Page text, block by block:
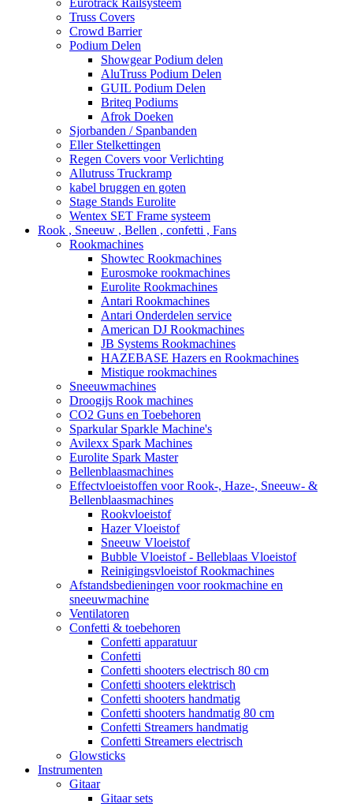
Eurotrack Railsysteem
Truss Covers
Crowd Barrier
Podium Delen
Showgear Podium delen
AluTruss Podium Delen
GUIL Podium Delen
Briteq Podiums
Afrok Doeken
Sjorbanden / Spanbanden
Eller Stelkettingen
Regen Covers voor Verlichting
Allutruss Truckramp
kabel bruggen en goten
Stage Stands Eurolite
Wentex SET Frame systeem
Rook , Sneeuw , Bellen , confetti , Fans
Rookmachines
Showtec Rookmachines
Eurosmoke rookmachines
Eurolite Rookmachines
Antari Rookmachines
Antari Onderdelen service
American DJ Rookmachines
JB Systems Rookmachines
HAZEBASE Hazers en Rookmachines
Mistique rookmachines
Sneeuwmachines
Droogijs Rook machines
CO2 Guns en Toebehoren
Sparkular Sparkle Machine's
Avilexx Spark Machines
Eurolite Spark Master
Bellenblaasmachines
Effectvloeistoffen voor Rook-, Haze-, Sneeuw- &
Bellenblaasmachines
Rookvloeistof
Hazer Vloeistof
Sneeuw Vloeistof
Bubble Vloeistof - Belleblaas Vloeistof
Reinigingsvloeistof Rookmachines
Afstandsbedieningen voor rookmachine en
sneeuwmachine
Ventilatoren
Confetti & toebehoren
Confetti apparatuur
Confetti
Confetti shooters electrisch 80 cm
Confetti shooters elektrisch
Confetti shooters handmatig
Confetti shooters handmatig 80 cm
Confetti Streamers handmatig
Confetti Streamers electrisch
Glowsticks
Instrumenten
Gitaar
Gitaar sets